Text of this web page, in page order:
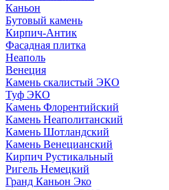
Каньон
Бутовый камень
Кирпич-Антик
Фасадная плитка
Неаполь
Венеция
Камень скалистый ЭКО
Туф ЭКО
Камень Флорентийский
Камень Неаполитанский
Камень Шотландский
Камень Венецианский
Кирпич Рустикальный
Ригель Немецкий
Гранд Каньон Эко